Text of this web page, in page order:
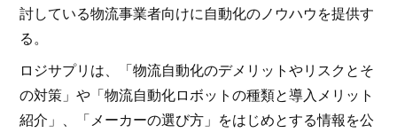
討している物流事業者向けに自動化のノウハウを提供す
る。
ロジサプリは、「物流自動化のデメリットやリスクとそ
の対策」や「物流自動化ロボットの種類と導入メリット
紹介」、「メーカーの選び方」をはじめとする情報を公